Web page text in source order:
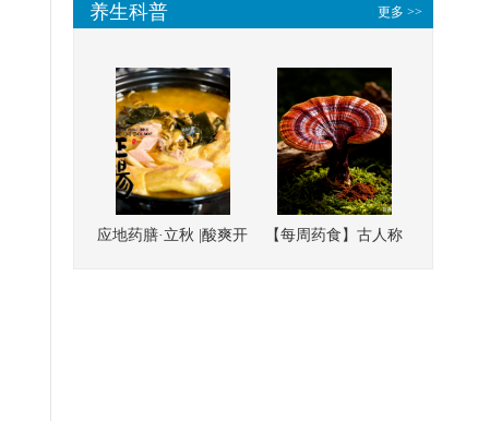
更多 >>
养生科普
应地药膳·立秋 |酸爽开
【每周药食】古人称